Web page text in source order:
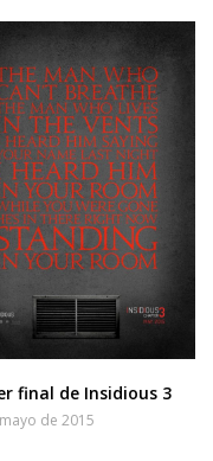
final de Insidious 3
de 2015